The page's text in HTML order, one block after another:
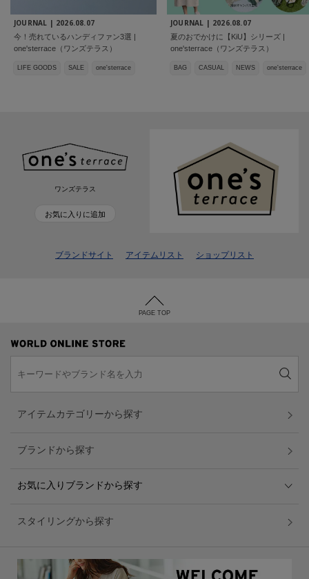
JOURNAL | 2026.08.07
今！売れているハンディファン3選 |
one'sterrace（ワンズテラス）
LIFE GOODS SALE one'sterrace
JOURNAL | 2026.08.07
夏のおでかけに【KiU】シリーズ |
one'sterrace（ワンズテラス）
BAG CASUAL NEWS one'sterrace
ワンズテラス
お気に入りに追加
ブランドサイト アイテムリスト ショップリスト
PAGE TOP
アイテムカテゴリーから探す
ブランドから探す
お気に入りブランドから探す
スタイリングから探す